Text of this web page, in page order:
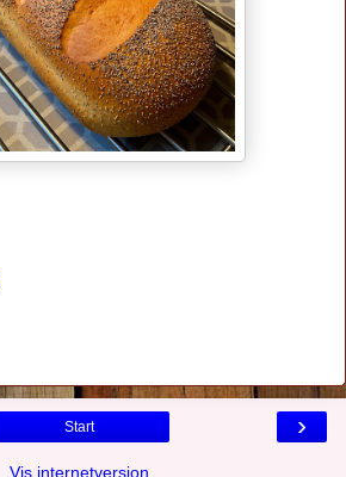
›
Start
Vis internetversion